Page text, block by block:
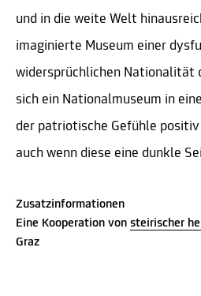
und in die weite Welt
imaginierte Museum einer
widersprüchlichen Nationalität
sich ein Nationalmuseum in
der patriotische Gefühle
auch wenn diese eine dunkle
Zusatzinformationen
Eine Kooperation von steirischer
Graz